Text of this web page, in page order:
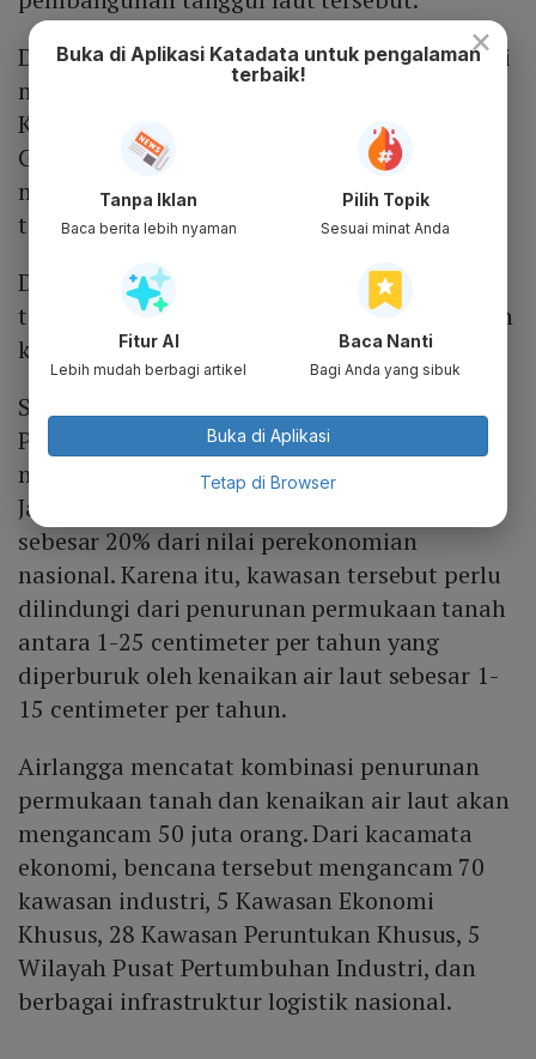
Dia menyampaikan proyek giant sea wall kini
masih dalam tahap pematangan konsep.
Karena itu, pembentukan Badan Otoritas
Giant Sea Wall dinilai penting untuk
mempercepat pembangunan tanggul
tersebut.
Dody menjelaskan perampungan konsep
tersebut menjadi vital agar dapat ditawarkan
kepada investor. Adapun Dody mengatakan
Sebelumnya, Menteri Koordinator Bidang
Perekonomian Airlangga Hartarto
mengatakan kawasan pantai utara Pulau
Jawa perlu dilindungi lantaran berkontribusi
sebesar 20% dari nilai perekonomian
nasional. Karena itu, kawasan tersebut perlu
dilindungi dari penurunan permukaan tanah
antara 1-25 centimeter per tahun yang
diperburuk oleh kenaikan air laut sebesar 1-
15 centimeter per tahun.
Airlangga mencatat kombinasi penurunan
permukaan tanah dan kenaikan air laut akan
mengancam 50 juta orang. Dari kacamata
ekonomi, bencana tersebut mengancam 70
kawasan industri, 5 Kawasan Ekonomi
Khusus, 28 Kawasan Peruntukan Khusus, 5
Wilayah Pusat Pertumbuhan Industri, dan
berbagai infrastruktur logistik nasional.
×
Buka di Aplikasi Katadata untuk pengalaman
terbaik!
Tanpa Iklan
Baca berita lebih nyaman
Pilih Topik
Sesuai minat Anda
Fitur AI
Lebih mudah berbagi artikel
Baca Nanti
Bagi Anda yang sibuk
Buka di Aplikasi
Tetap di Browser